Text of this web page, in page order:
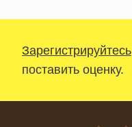
Зарегистрируйтесь
поставить оценку.